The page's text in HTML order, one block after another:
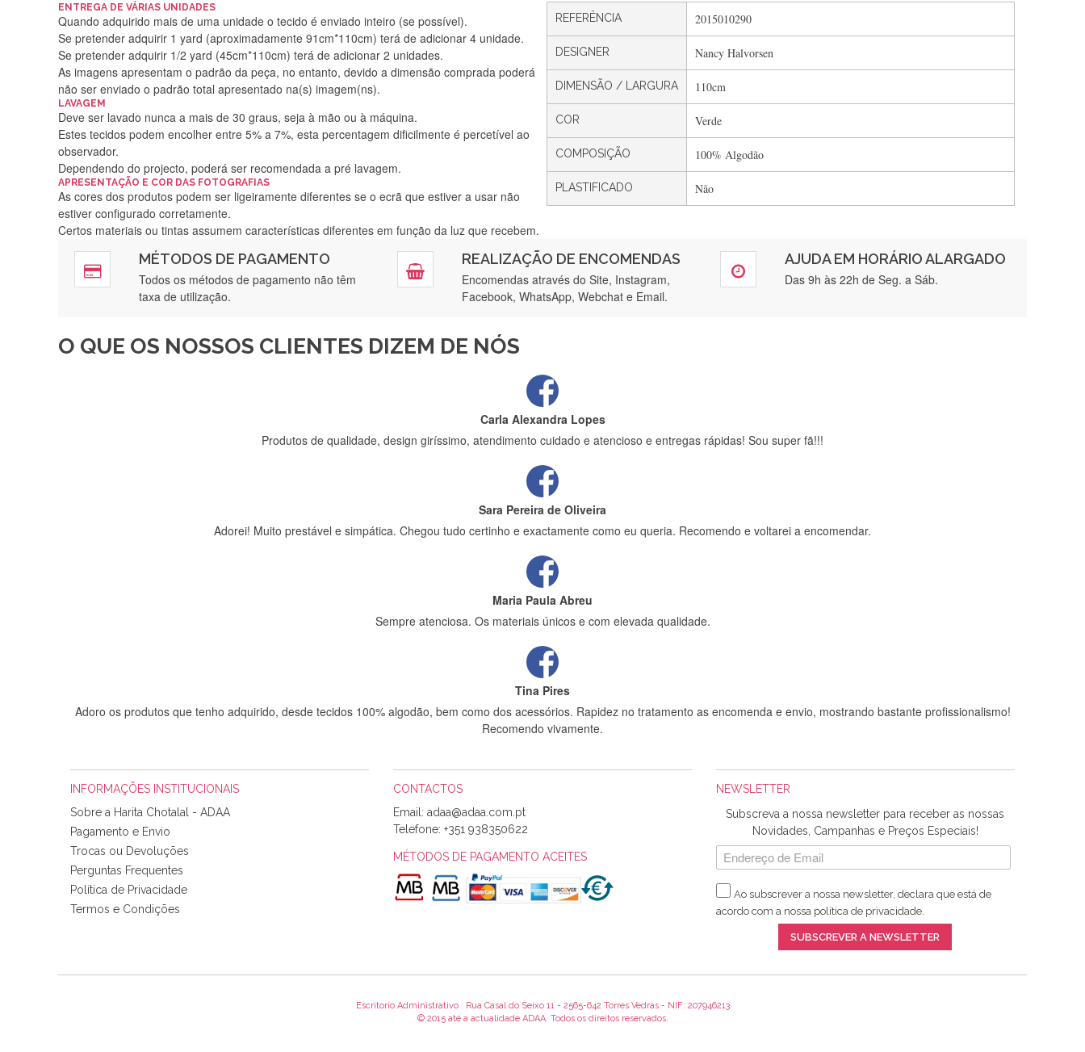
ENTREGA DE VÁRIAS UNIDADES
Quando adquirido mais de uma unidade o tecido é enviado inteiro (se possível).
Se pretender adquirir 1 yard (aproximadamente 91cm*110cm) terá de adicionar 4 unidade.
Se pretender adquirir 1/2 yard (45cm*110cm) terá de adicionar 2 unidades.
As imagens apresentam o padrão da peça, no entanto, devido a dimensão comprada poderá
não ser enviado o padrão total apresentado na(s) imagem(ns).
LAVAGEM
Deve ser lavado nunca a mais de 30 graus, seja à mão ou à máquina.
Estes tecidos podem encolher entre 5% a 7%, esta percentagem dificilmente é percetível ao
observador.
Dependendo do projecto, poderá ser recomendada a pré lavagem.
APRESENTAÇÃO E COR DAS FOTOGRAFIAS
As cores dos produtos podem ser ligeiramente diferentes se o ecrã que estiver a usar não
estiver configurado corretamente.
Certos materiais ou tintas assumem características diferentes em função da luz que recebem.
REFERÊNCIA 2015010290
DESIGNER Nancy Halvorsen
DIMENSÃO / LARGURA 110cm
COR Verde
COMPOSIÇÃO 100% Algodão
PLASTIFICADO Não
MÉTODOS DE PAGAMENTO
Todos os métodos de pagamento não têm
taxa de utilização.
REALIZAÇÃO DE ENCOMENDAS
Encomendas através do Site, Instagram,
Facebook, WhatsApp, Webchat e Email.
AJUDA EM HORÁRIO ALARGADO
Das 9h às 22h de Seg. a Sáb.
O QUE OS NOSSOS CLIENTES DIZEM DE NÓS
Silvia Lopes
Encomenda direitinha. Rapidez e segurança. Volto a encomendar.
Silvia André
Gostei ,Serviço bastante rápido. recomendo
Filipa Freire
Rápido, atendimento 5*. Hoje chegará a segunda encomenda feita de muitas certamente❤️
Recebi a minha encomenda, rápida entrega e vinha muito bem protegida para o transporte, muito obrigada , serviço 5 estrelas
Carla Alexandra Lopes
Produtos de qualidade, design giríssimo, atendimento cuidado e atencioso e entregas rápidas! Sou super fã!!!
Sara Pereira de Oliveira
Adorei! Muito prestável e simpática. Chegou tudo certinho e exactamente como eu queria. Recomendo e voltarei a encomendar.
Maria Paula Abreu
Sempre atenciosa. Os materiais únicos e com elevada qualidade.
Tina Pires
Adoro os produtos que tenho adquirido, desde tecidos 100% algodão, bem como dos acessórios. Rapidez no tratamento as encomenda e envio, mostrando bastante profissionalismo!
Recomendo vivamente.
Sílvia Maria Bernardino Mestre
Informo que recebi hoje a encomenda, gostei muito dos tecidos.
Rosa Medeiros
Tudo chegou em condições, pois os produtos vieram muito bem acondicionados. Estou plenamente satisfeita com os produtos adquiridos. Relativamente à bolsa, tem um tecido com um
padrão e cores muito bonitas e a execução está perfeitíssima. Futuramente penso voltar a comprar na vossa loja, têm excelentes artigos a um preço muito justo. A expedição da
Alexandra Morais
INFORMAÇÕES INSTITUCIONAIS
Sobre a Harita Chotalal - ADAA
Pagamento e Envio
Trocas ou Devoluções
Perguntas Frequentes
Política de Privacidade
Termos e Condições
CONTACTOS
Email:
Telefone: +351 938350622
MÉTODOS DE PAGAMENTO ACEITES
NEWSLETTER
Subscreva a nossa newsletter para receber as nossas
Novidades, Campanhas e Preços Especiais!
Ao subscrever a nossa newsletter, declara que está de
acordo com a nossa política de privacidade.
SUBSCREVER A NEWSLETTER
Escritorio Administrativo : Rua Casal do Seixo 11 - 2565-642 Torres Vedras - NIF: 207946213
© 2015 até a actualidade ADAA. Todos os direitos reservados.